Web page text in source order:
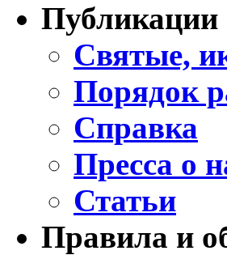
Публикации
Святые,
Порядок
Справка
Пресса о
Статьи
Правила и